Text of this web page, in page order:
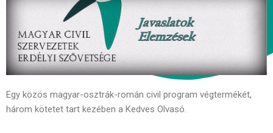
Egy közös magyar-osztrák-román civil program végtermékét,
három kötetet tart kezében a Kedves Olvasó.